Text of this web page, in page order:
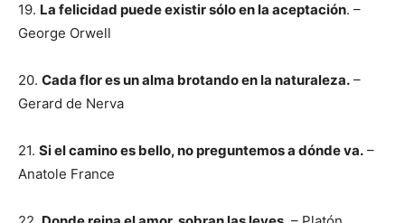
19. La felicidad puede existir sólo en la aceptación. –
George Orwell
20. Cada flor es un alma brotando en la naturaleza. –
Gerard de Nerva
21. Si el camino es bello, no preguntemos a dónde va. –
Anatole France